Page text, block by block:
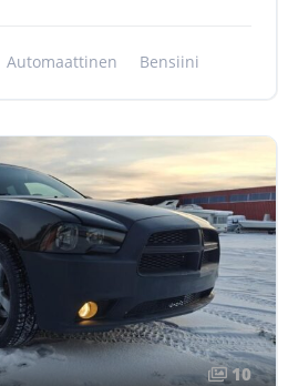
Automaattinen Bensiini
10